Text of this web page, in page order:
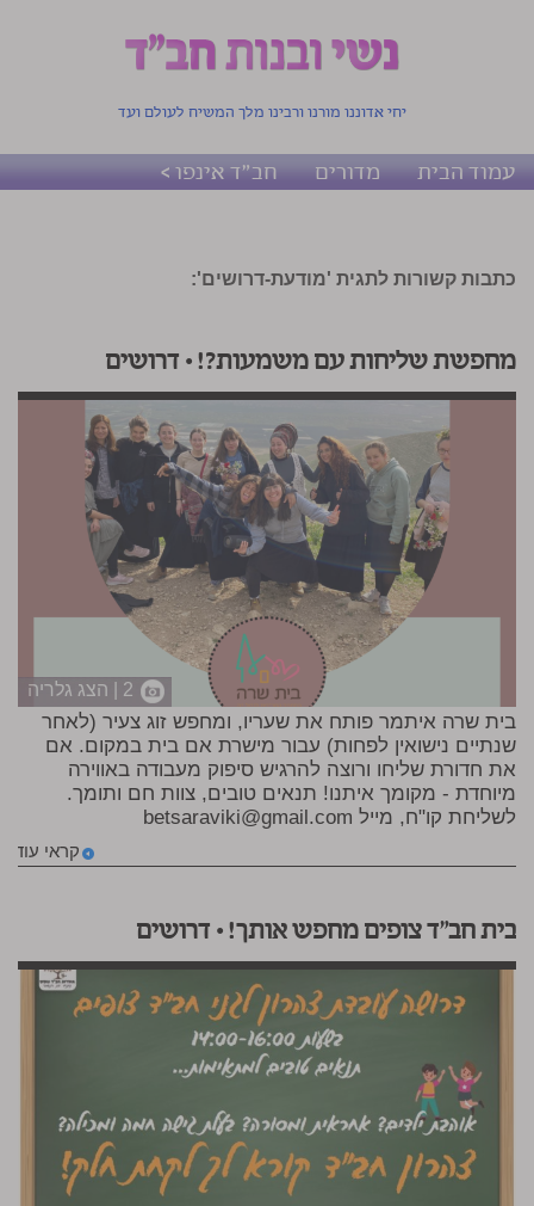
יחי אדוננו מורנו ורבינו מלך המשיח לעולם ועד
עמוד הבית מדורים חב"ד אינפו >
כתבות קשורות לתגית 'מודעת-דרושים':
מחפשת שליחות עם משמעות?! • דרושים
2 | הצג גלריה
בית שרה איתמר פותח את שעריו, ומחפש זוג צעיר (לאחר
שנתיים נישואין לפחות) עבור מישרת אם בית במקום. אם
את חדורת שליחו ורוצה להרגיש סיפוק מעבודה באווירה
מיוחדת - מקומך איתנו! תנאים טובים, צוות חם ותומך.
לשליחת קו"ח, מייל betsaraviki@gmail.com
קראי עוד
בית חב"ד צופים מחפש אותך! • דרושים